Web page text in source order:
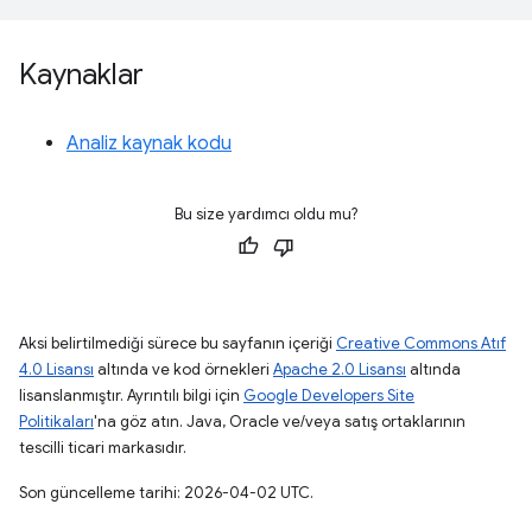
Kaynaklar
Analiz kaynak kodu
Bu size yardımcı oldu mu?
Aksi belirtilmediği sürece bu sayfanın içeriği Creative Commons Atıf
4.0 Lisansı altında ve kod örnekleri Apache 2.0 Lisansı altında
lisanslanmıştır. Ayrıntılı bilgi için Google Developers Site
Politikaları'na göz atın. Java, Oracle ve/veya satış ortaklarının
tescilli ticari markasıdır.
Son güncelleme tarihi: 2026-04-02 UTC.